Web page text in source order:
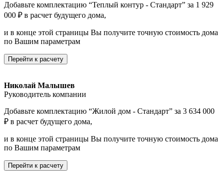
Добавьте комплектацию “Теплый контур - Стандарт” за 1 929
000 ₽ в расчет будущего дома,
и в конце этой страницы Вы получите точную стоимость дома
по Вашим параметрам
Перейти к расчету
Николай Малышев
Руководитель компании
Добавьте комплектацию “Жилой дом - Стандарт” за 3 634 000
₽ в расчет будущего дома,
и в конце этой страницы Вы получите точную стоимость дома
по Вашим параметрам
Перейти к расчету